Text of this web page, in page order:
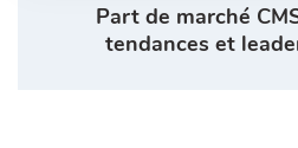
Part de marché
tendances et